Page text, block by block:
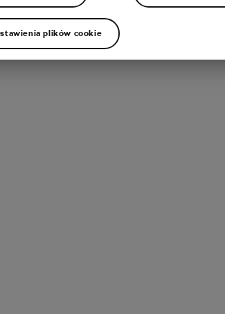
plików cookie